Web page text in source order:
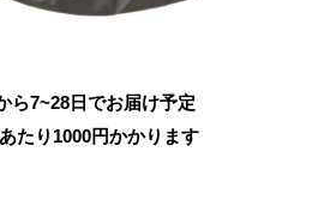
ら7~28日でお届け予定
たり 1000円かかります